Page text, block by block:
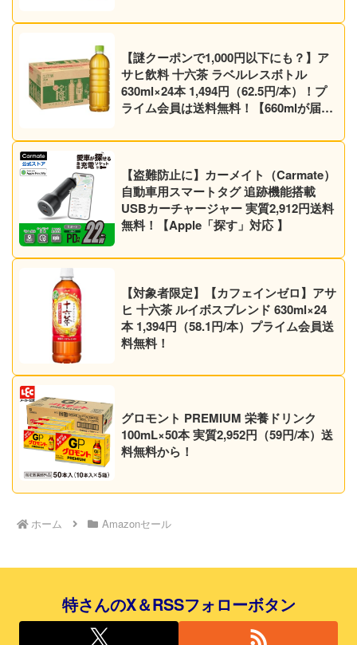
【謎クーポンで1,000円以下にも？】ア
サヒ飲料 十六茶 ラベルレスボトル
630ml×24本 1,494円（62.5円/本）！プ
ライム会員は送料無料！【660mlが届く
【盗難防止に】カーメイト（Carmate）
自動車用スマートタグ 追跡機能搭載
USBカーチャージャー 実質2,912円送料
無料！【Apple「探す」対応 】
【対象者限定】【カフェインゼロ】アサ
ヒ 十六茶 ルイボスブレンド 630ml×24
本 1,394円（58.1円/本）プライム会員送
料無料！
グロモント PREMIUM 栄養ドリンク
100mL×50本 実質2,952円（59円/本）送
料無料から！
ホーム Amazonセール
特さんのX＆RSSフォローボタン